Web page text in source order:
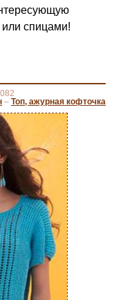
спицами!
– Топ, ажурная кофточка